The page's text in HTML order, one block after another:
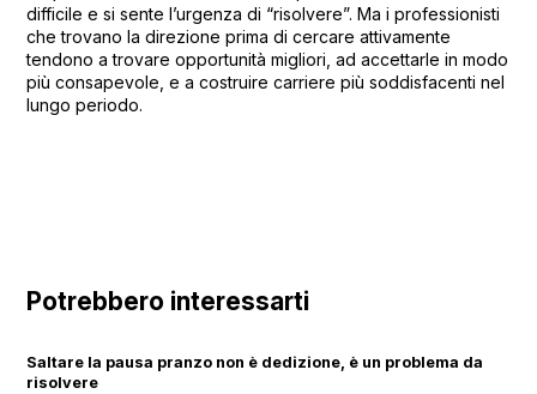
difficile e si sente l’urgenza di “risolvere”. Ma i professionisti
che trovano la direzione prima di cercare attivamente
tendono a trovare opportunità migliori, ad accettarle in modo
più consapevole, e a costruire carriere più soddisfacenti nel
lungo periodo.
Potrebbero interessarti
Saltare la pausa pranzo non è dedizione, è un problema da
risolvere